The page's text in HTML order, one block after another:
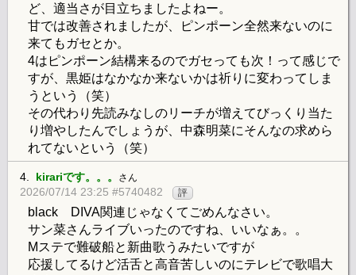
ど、適当さが目立ちましたよねー。
甘では改善されましたが、ピンポーン全然来ないのに
来てもガセとか。
4はピンポーン結構来るのでガセっても次！って感じで
すが、黒姫はなかなか来ないかは祈りに変わってしま
うという（笑）
その代わり先読みなしのリーチが増えてびっくり当た
り増やしたんでしょうが、中森明菜にそんなの求めら
れてないという（笑）
4. kirariです。。。 さん
2026/07/14 23:25 #5740482 評
black DIVA関連じゃなくてごめんなさい。
サン菜さんライブいったのですね、いいなぁ。。
Mステで難破船と新曲歌うみたいですが
応援してるけど活舌と高音苦しいのにテレビで歌唱大